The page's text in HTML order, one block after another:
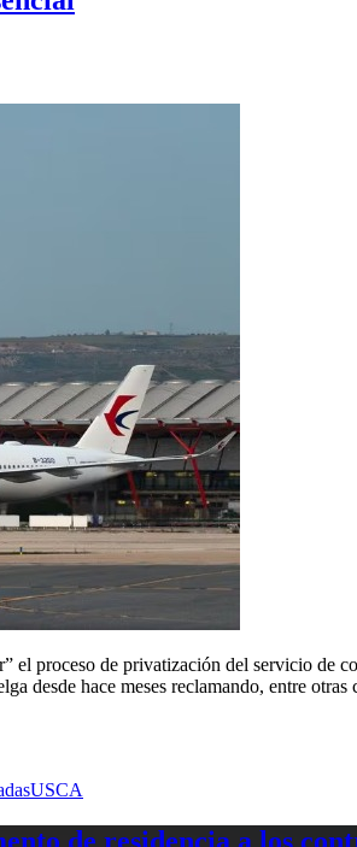
el proceso de privatización del servicio de
desde hace meses reclamando, entre
USCA
de residencia a los